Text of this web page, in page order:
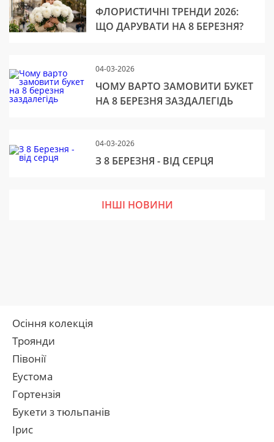
ФЛОРИСТИЧНІ ТРЕНДИ 2026:
ЩО ДАРУВАТИ НА 8 БЕРЕЗНЯ?
04-03-2026
ЧОМУ ВАРТО ЗАМОВИТИ БУКЕТ
НА 8 БЕРЕЗНЯ ЗАЗДАЛЕГІДЬ
04-03-2026
З 8 БЕРЕЗНЯ - ВІД СЕРЦЯ
ІНШІ НОВИНИ
Осіння колекція
Троянди
Півонії
Еустома
Гортензія
Букети з тюльпанів
Ірис